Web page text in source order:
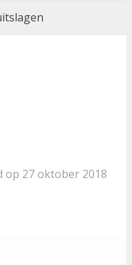
op 27 oktober 2018